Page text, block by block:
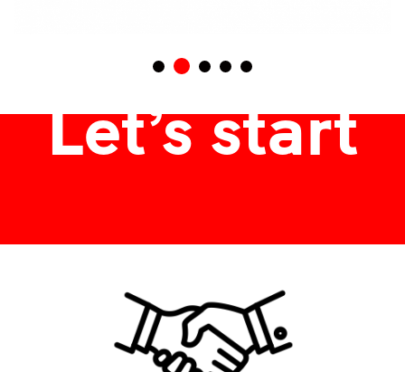
Let’s start